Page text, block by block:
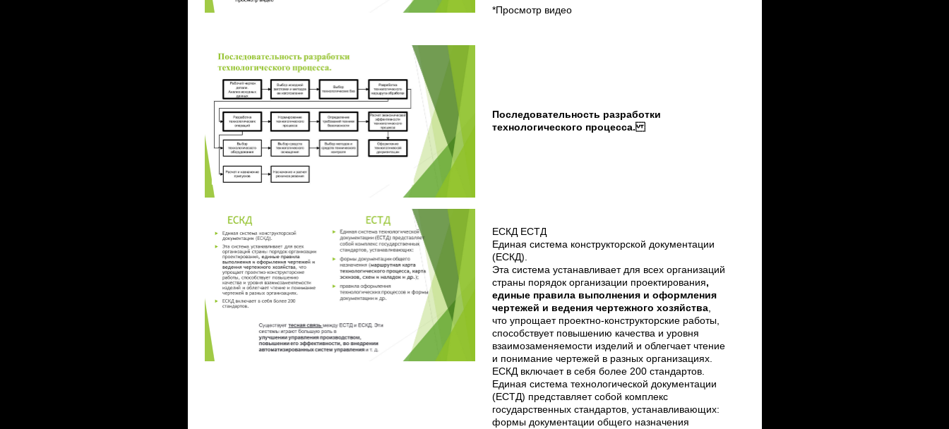
*Просмотр видео
Последовательность разработки
технологического процесса.
ЕСКД ЕСТД
Единая система конструкторской документации
(ЕСКД).
Эта система устанавливает для всех организаций
страны порядок организации проектирования,
единые правила выполнения и оформления
чертежей и ведения чертежного хозяйства,
что упрощает проектно-конструкторские работы,
способствует повышению качества и уровня
взаимозаменяемости изделий и облегчает чтение
и понимание чертежей в разных организациях.
ЕСКД включает в себя более 200 стандартов.
Единая система технологической документации
(ЕСТД) представляет собой комплекс
государственных стандартов, устанавливающих:
формы документации общего назначения